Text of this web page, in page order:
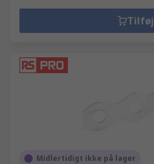
Tilføj
Midlertidigt ikke på lager